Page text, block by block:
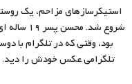
استیکرسازهای مزاحم، یک
شروع شد.
بود، وقتی که در تلگرام با
تلگرامی عکس خودش را دید.